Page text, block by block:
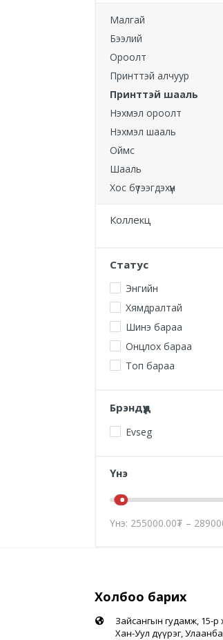
Малгай
Бээлий
Ороолт
Принттэй алчуур
Принттэй шааль
Нэхмэл ороолт
Нэхмэл шааль
Оймс
Шааль
Хос бүтээгдэхүүн
Коллекц
Статус
Энгийн
Хямдралтай
Шинэ бараа
Онцлох бараа
Топ бараа
Брэндүүд
Evseg
Үнэ
Үнэ: 255000.00₮ –
Холбоо барих
Зайсангын гудамж, 15-р
Хан-Уул дүүрэг,